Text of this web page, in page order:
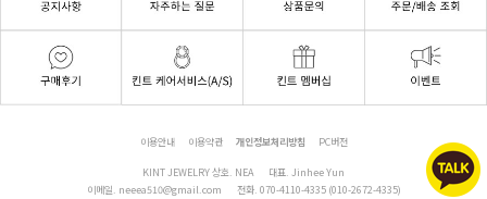
이용안내 이용약관 개인정보처리방침 PC버전
KINT JEWELRY 상호. NEA
대표. Jinhee Yun
이메일. neeea510@gmail.com 전화. 070-4110-4335 (010-2672-4335)